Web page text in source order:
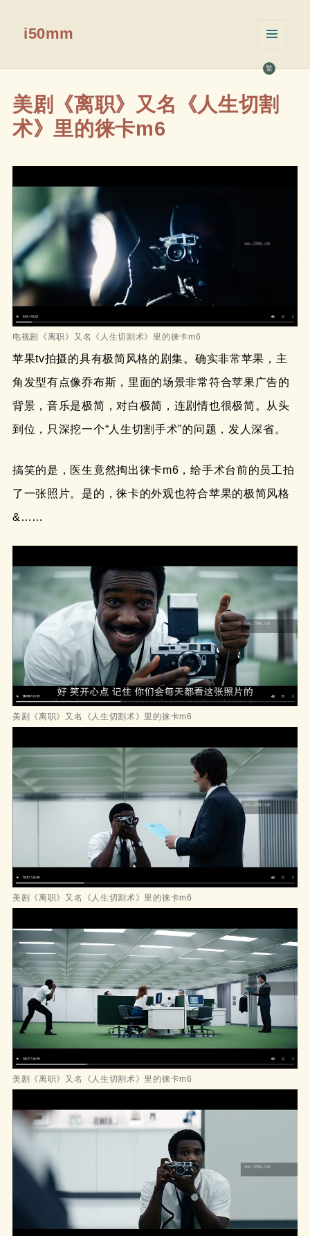
繁
i50mm
挂件
美剧《离职》又名《人生切割
术》里的徕卡m6
电视剧《离职》又名《人生切割术》里的徕卡m6
苹果tv拍摄的具有极简风格的剧集。确实非常苹果，主
角发型有点像乔布斯，里面的场景非常符合苹果广告的
背景，音乐是极简，对白极简，连剧情也很极简。从头
到位，只深挖一个“人生切割手术”的问题，发人深省。
搞笑的是，医生竟然掏出徕卡m6，给手术台前的员工拍
了一张照片。是的，徕卡的外观也符合苹果的极简风格
&……
美剧《离职》又名《人生切割术》里的徕卡m6
美剧《离职》又名《人生切割术》里的徕卡m6
美剧《离职》又名《人生切割术》里的徕卡m6